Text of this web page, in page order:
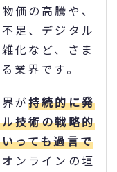
価の高騰や、
足、デジタル
化など、さま
業界です。
が持続的に発
技術の戦略的
っても過言で
ンラインの垣